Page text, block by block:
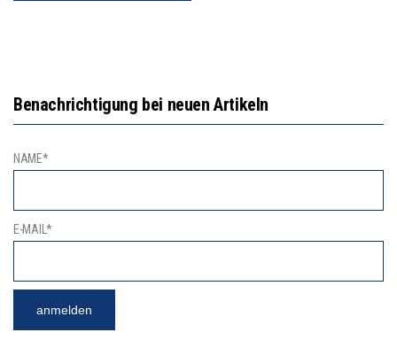
Benachrichtigung bei neuen Artikeln
NAME*
E-MAIL*